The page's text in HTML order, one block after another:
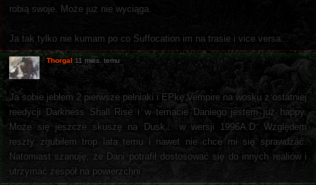
robią swoje. Może już nie wyciąga.
Ja tak tylko nie kumam po co Suffocation im na trasie i vice versa...
Thorgal 11 mies. temu
Ja sobie jebłem 2 pierwsze pelniaki i EPkę Vempire na wosku z ostatniej
reedycji Darkness Shall Rise i w temacie Daniego jestem już happy.
Może się jeszcze skuszę na Dusk... w wersji 1996A.D. Względem
reszty zgubiłem trop lata temu i nawet nie chce mi się sprawdzać.
Natomiast szanuję, że Dani potrafił dostosować się do innych realiów i
utrzymać zespół na powierzchni.